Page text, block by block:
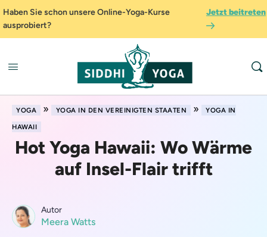
Haben Sie schon unsere Online-Yoga-Kurse
ausprobiert?
Jetzt beitreten
YOGA » YOGA IN DEN VEREINIGTEN STAATEN »
YOGA IN
HAWAII
Hot Yoga Hawaii: Wo Wärme
auf Insel-Flair trifft
Autor
Meera Watts